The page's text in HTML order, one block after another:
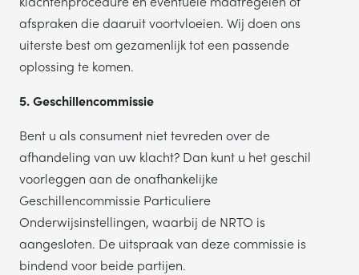
afspraken die daaruit voortvloeien. Wij doen ons
uiterste best om gezamenlijk tot een passende
oplossing te komen.
5. Geschillencommissie
Bent u als consument niet tevreden over de
afhandeling van uw klacht? Dan kunt u het geschil
voorleggen aan de onafhankelijke
Geschillencommissie Particuliere
Onderwijsinstellingen, waarbij de NRTO is
aangesloten. De uitspraak van deze commissie is
bindend voor beide partijen.